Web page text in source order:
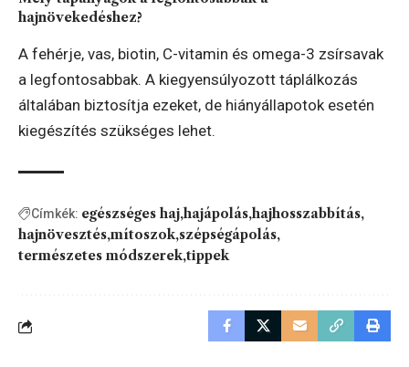
hajnövekedéshez?
A fehérje, vas, biotin, C-vitamin és omega-3 zsírsavak
a legfontosabbak. A kiegyensúlyozott táplálkozás
általában biztosítja ezeket, de hiányállapotok esetén
kiegészítés szükséges lehet.
Címkék: egészséges haj hajápolás hajhosszabbítás
hajnövesztés mítoszok szépségápolás
természetes módszerek tippek